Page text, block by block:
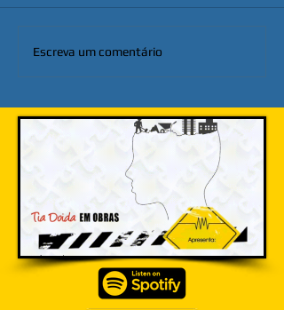
Escreva um comentário